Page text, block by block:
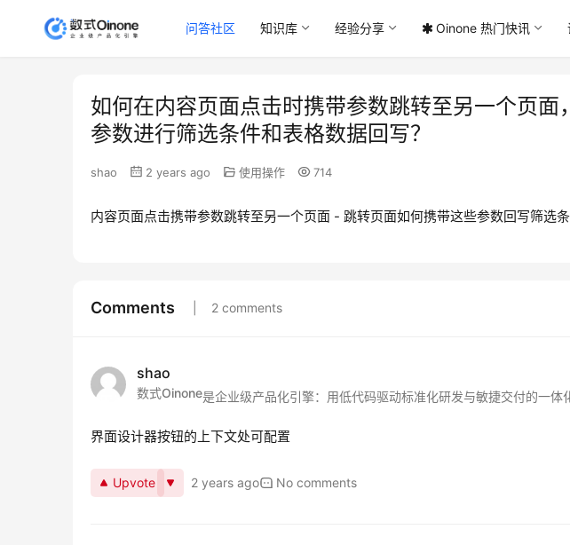
问答社区 知识库 经验分享 Oinone 热门快讯
如何在内容页面点击时携带参数跳转至另一个页面
参数进行筛选条件和表格数据回写？
shao 2 years ago 使用操作 714
内容页面点击携带参数跳转至另一个页面 - 跳转页面如何携带这些参数回写筛选
Comments 2 comments
shao
数式Oinone是企业级产品化引擎：用低代码驱动标准化研发与敏捷交付的一体
界面设计器按钮的上下文处可配置
Upvote 2 years ago No comments